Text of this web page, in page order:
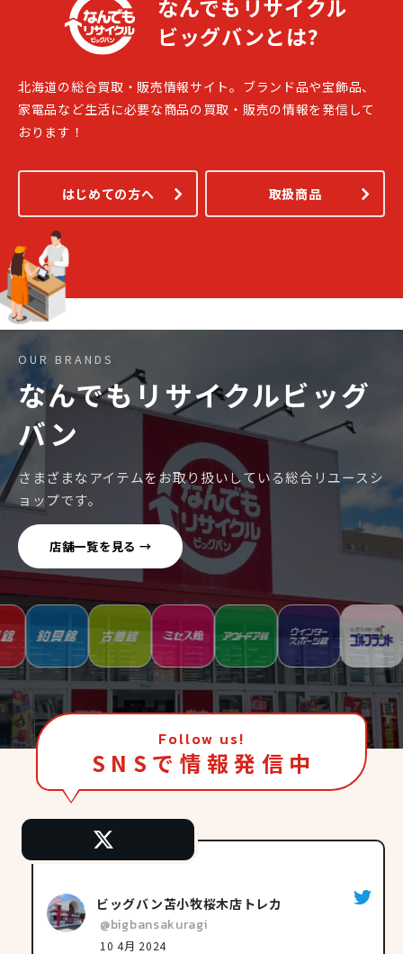
なんでもリサイクル
ビッグバンとは?
北海道の総合買取・販売情報サイト。ブランド品や宝飾品、
家電品など生活に必要な商品の買取・販売の情報を発信して
おります！
はじめての方へ 取扱商品
OUR BRANDS
なんでもリサイクルビッグ
バン
さまざまなアイテムをお取り扱いしている総合リユースシ
ョップです。
店舗一覧を見る →
S N S で 情 報 発 信 中
Follow us!
ビッグバン苫小牧桜木店トレカ
@bigbansakuragi
10 4月 2024